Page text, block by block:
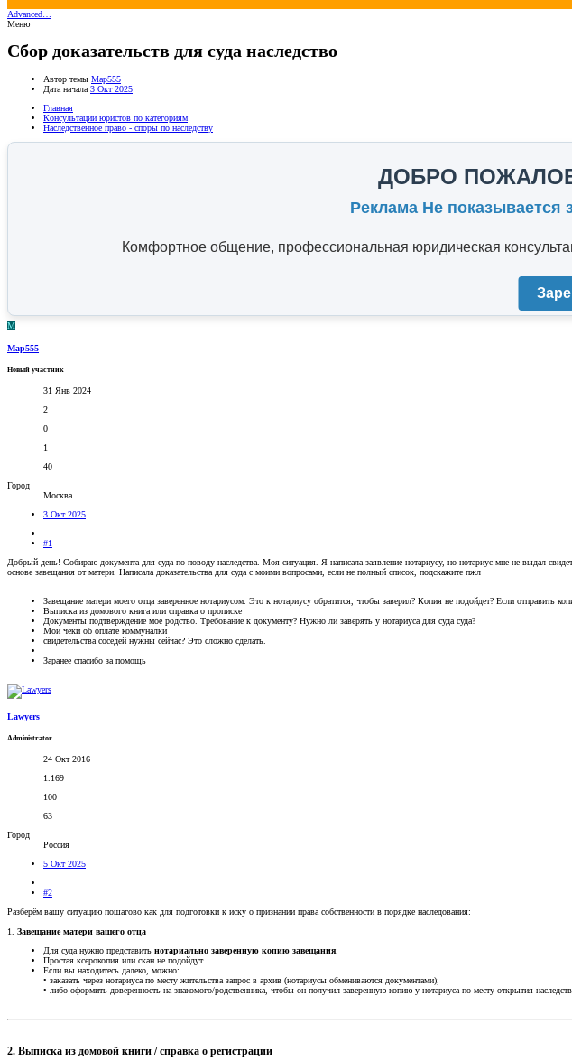
Advanced…
Меню
Сбор доказательств для суда наследство
Автор темы Мар555
Дата начала 3 Окт 2025
Главная
Консультации юристов по категориям
Наследственное право - споры по наследству
ДОБРО
Реклама Не показывается
Комфортное общение, профессиональная юридическая
М
Мар555
Новый участник
31 Янв 2024
2
0
1
40
Город
Москва
3 Окт 2025
#1
Добрый день! Собираю документа для суда по поводу наследства. Моя ситуация. Я написала заявление нотариусу, но нотариус мне не выдал
основе завещания от матери. Написала доказательства для суда с моими вопросами, если не полный список, подскажите пжл
Завещание матери моего отца заверенное нотариусом. Это к нотариусу обратится, чтобы заверил? Копия не подойдет? Если отправить
Выписка из домового книга или справка о прописке
Документы подтверждение мое родство. Требование к документу? Нужно ли заверять у нотариуса для суда суда?
Мои чеки об оплате коммуналки
свидетельства соседей нужны сейчас? Это сложно сделать.
Заранее спасибо за помощь
Lawyers
Administrator
24 Окт 2016
1.169
100
63
Город
Россия
5 Окт 2025
#2
Разберём вашу ситуацию пошагово как для подготовки к иску о признании права собственности в порядке наследования:
1. Завещание матери вашего отца
Для суда нужно представить нотариально заверенную копию завещания.
Простая ксерокопия или скан не подойдут.
Если вы находитесь далеко, можно:
• заказать через нотариуса по месту жительства запрос в архив (нотариусы обмениваются документами);
• либо оформить доверенность на знакомого/родственника, чтобы он получил заверенную копию у нотариуса по месту открытия
2. Выписка из домовой книги / справка о регистрации